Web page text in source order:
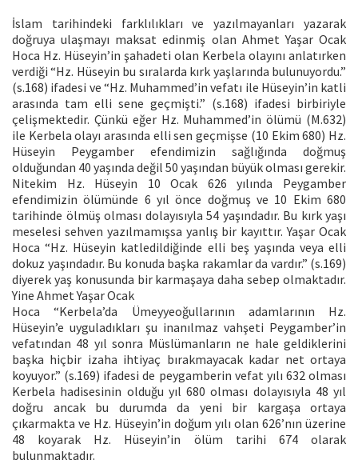
İslam tarihindeki farklılıkları ve yazılmayanları yazarak
doğruya ulaşmayı maksat edinmiş olan Ahmet Yaşar Ocak
Hoca Hz. Hüseyin’in şahadeti olan Kerbela olayını anlatırken
verdiği “Hz. Hüseyin bu sıralarda kırk yaşlarında bulunuyordu.”
(s.168) ifadesi ve “Hz. Muhammed’in vefatı ile Hüseyin’in katli
arasında tam elli sene geçmişti.” (s.168) ifadesi birbiriyle
çelişmektedir. Çünkü eğer Hz. Muhammed’in ölümü (M.632)
ile Kerbela olayı arasında elli sen geçmişse (10 Ekim 680) Hz.
Hüseyin Peygamber efendimizin sağlığında doğmuş
olduğundan 40 yaşında değil 50 yaşından büyük olması gerekir.
Nitekim Hz. Hüseyin 10 Ocak 626 yılında Peygamber
efendimizin ölümünde 6 yıl önce doğmuş ve 10 Ekim 680
tarihinde ölmüş olması dolayısıyla 54 yaşındadır. Bu kırk yaşı
meselesi sehven yazılmamışsa yanlış bir kayıttır. Yaşar Ocak
Hoca “Hz. Hüseyin katledildiğinde elli beş yaşında veya elli
dokuz yaşındadır. Bu konuda başka rakamlar da vardır.” (s.169)
diyerek yaş konusunda bir karmaşaya daha sebep olmaktadır.
Yine Ahmet Yaşar Ocak
Hoca “Kerbela’da Ümeyyeoğullarının adamlarının Hz.
Hüseyin’e uyguladıkları şu inanılmaz vahşeti Peygamber’in
vefatından 48 yıl sonra Müslümanların ne hale geldiklerini
başka hiçbir izaha ihtiyaç bırakmayacak kadar net ortaya
koyuyor.” (s.169) ifadesi de peygamberin vefat yılı 632 olması
Kerbela hadisesinin olduğu yıl 680 olması dolayısıyla 48 yıl
doğru ancak bu durumda da yeni bir kargaşa ortaya
çıkarmakta ve Hz. Hüseyin’in doğum yılı olan 626’nın üzerine
48 koyarak Hz. Hüseyin’in ölüm tarihi 674 olarak
bulunmaktadır.